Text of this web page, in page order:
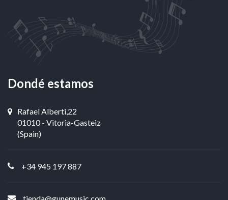
Dondé estamos
Rafael Alberti,22
01010 - Vitoria-Gasteiz
(Spain)
+34 945 197 887
tienda@gunemusic.com